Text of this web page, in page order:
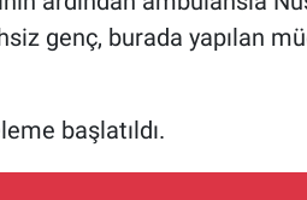
genç, burada yapılan
başlatıldı.